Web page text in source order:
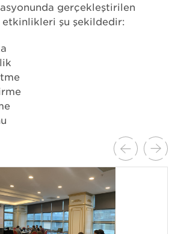
gerçekleştirilen
şu şekildedir: